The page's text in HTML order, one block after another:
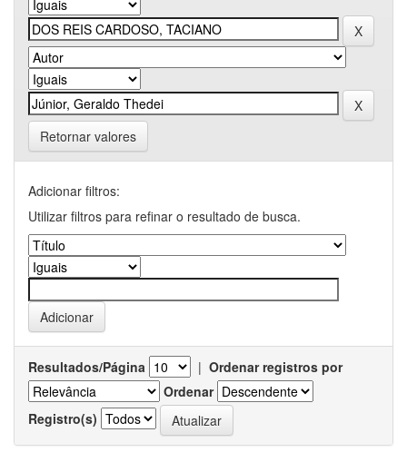
Retornar valores
Adicionar filtros:
Utilizar filtros para refinar o resultado de busca.
Resultados/Página | Ordenar registros por
Ordenar
Registro(s)